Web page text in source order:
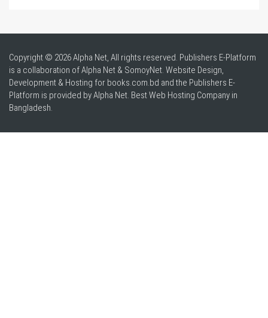
Copyright © 2026 Alpha Net, All rights reserved. Publishers E-Platform
is a collaboration of Alpha Net & SomoyNet. Website Design,
Development & Hosting for books.com.bd and the Publishers E-
Platform is provided by Alpha Net. BestWeb Hosting Company in
Bangladesh.